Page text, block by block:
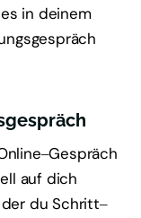
es in
deinem
auf
der du Schritt‒